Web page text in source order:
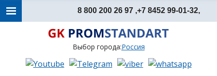
Выбор города:Россия
8 800 200 26 97 ,+7 8452 99-01-32,